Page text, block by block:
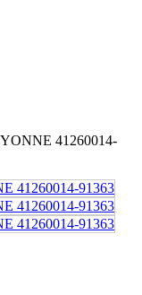
41260014-